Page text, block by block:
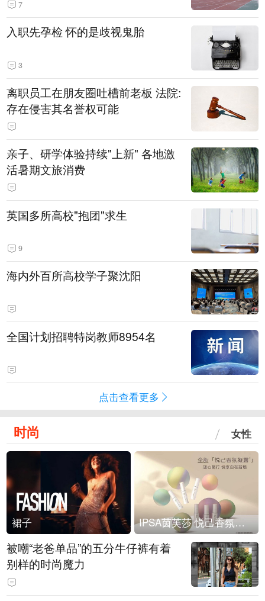
7
入职先孕检 怀的是歧视鬼胎
3
离职员工在朋友圈吐槽前老板 法院:
存在侵害其名誉权可能
亲子、研学体验持续"上新" 各地激
活暑期文旅消费
英国多所高校"抱团"求生
9
海内外百所高校学子聚沈阳
全国计划招聘特岗教师8954名
点击查看更多
时尚 女性
裙子 IPSA茵芙莎 悦己香氛凝露上市
被嘲“老爸单品”的五分牛仔裤有着
别样的时尚魔力